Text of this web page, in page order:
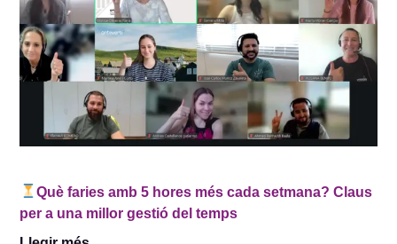
Què faries amb 5 hores més cada setmana? Claus
per a una millor gestió del temps